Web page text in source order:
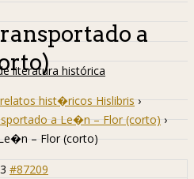
literatura histórica
a
hist�ricos Hislibris ›
a Le�n – Flor (corto) ›
– Flor (corto)
#87209